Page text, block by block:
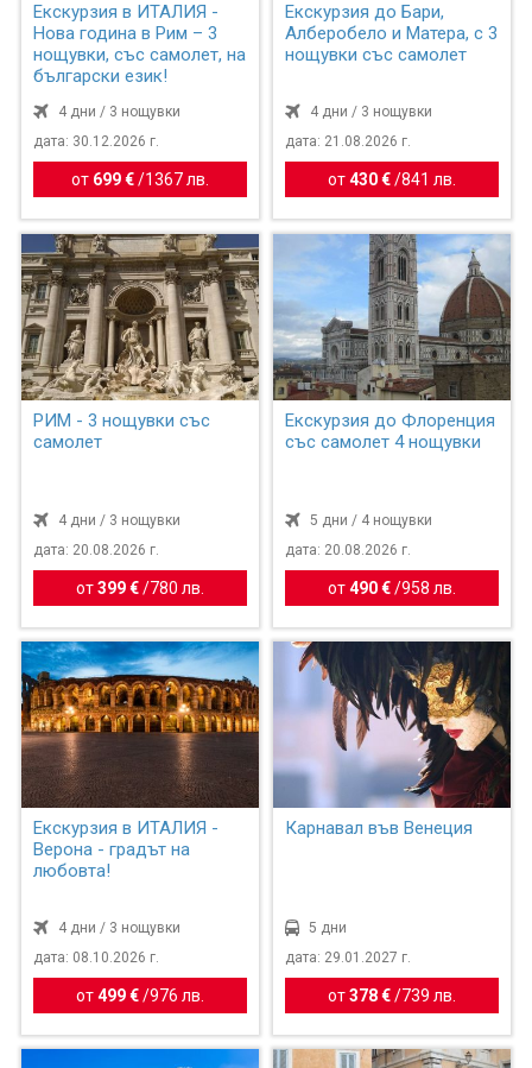
Екскурзия в ИТАЛИЯ -
Нова година в Рим – 3
нощувки, със самолет, на
български език!
4 дни / 3 нощувки
дата: 30.12.2026 г.
от 699 € / 1367 лв.
Екскурзия до Бари,
Алберобело и Матера, с 3
нощувки със самолет
4 дни / 3 нощувки
дата: 21.08.2026 г.
от430 €/841 лв.
РИМ - 3 нощувки със
самолет
4 дни / 3 нощувки
дата: 20.08.2026 г.
от399 € / 780 лв.
Екскурзия до Флоренция
със самолет 4 нощувки
5 дни / 4 нощувки
дата: 20.08.2026 г.
от490 €/958 лв.
Екскурзия в ИТАЛИЯ -
Верона - градът на
любовта!
4 дни / 3 нощувки
дата: 08.10.2026 г.
от499 € /976 лв.
Карнавал във Венеция
5 дни
дата: 29.01.2027 г.
от378 €/ 739 лв.